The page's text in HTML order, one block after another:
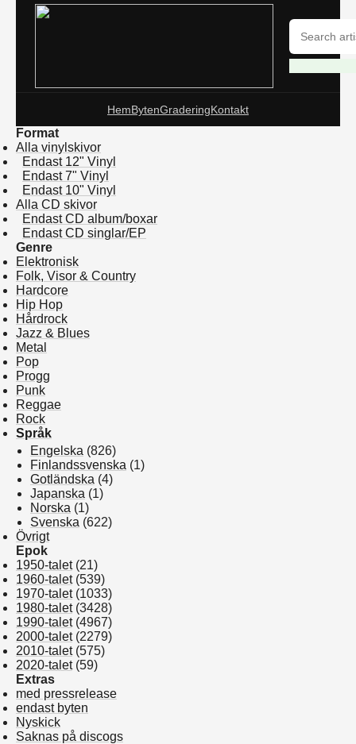
HemBytenGraderingKontakt
Format
Alla vinylskivor
Endast 12" Vinyl
Endast 7" Vinyl
Endast 10" Vinyl
Alla CD skivor
Endast CD album/boxar
Endast CD singlar/EP
Genre
Elektronisk
Folk, Visor & Country
Hardcore
Hip Hop
Hårdrock
Jazz & Blues
Metal
Pop
Progg
Punk
Reggae
Rock
Språk
Engelska (826)
Finlandssvenska (1)
Gotländska (4)
Japanska (1)
Norska (1)
Svenska (622)
Övrigt
Epok
1950-talet(21)
1960-talet(539)
1970-talet(1033)
1980-talet(3428)
1990-talet(4967)
2000-talet(2279)
2010-talet(575)
2020-talet(59)
Extras
med pressrelease
endast byten
Nyskick
Saknas på discogs